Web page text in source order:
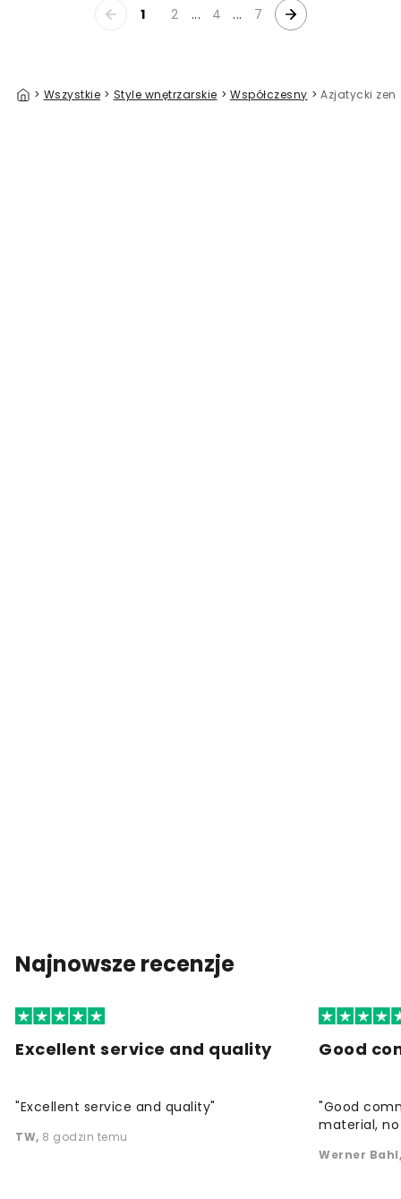
1 2 ... 4 ... 7
> Wszystkie > Style wnętrzarskie > Współczesny > Azjatycki zen
Najnowsze recenzje
Excellent service and quality
"Excellent service and quality"
TW, 8 godzin temu
Good
"Good
material,
Werner Bahl